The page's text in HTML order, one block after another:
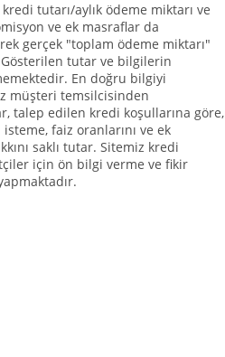
tutarı/aylık ödeme miktarı ve
ve ek masraflar da
gerçek "toplam ödeme miktarı"
Gösterilen tutar ve bilgilerin
En doğru bilgiyi
müşteri temsilcisinden
talep edilen kredi koşullarına göre,
faiz oranlarını ve ek
saklı tutar. Sitemiz kredi
için ön bilgi verme ve fikir